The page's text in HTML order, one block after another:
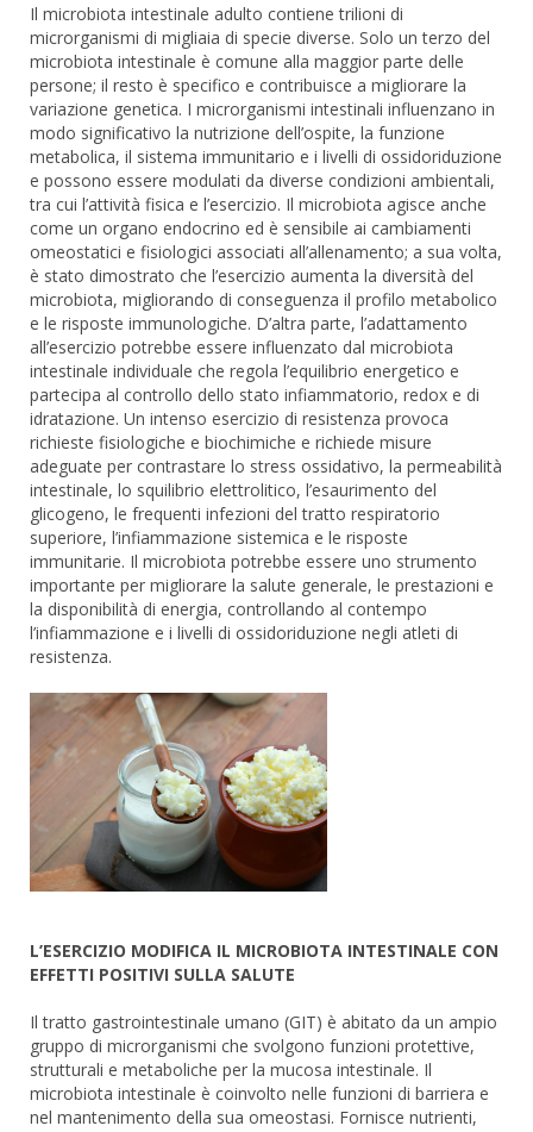
Il microbiota intestinale adulto contiene trilioni di
microrganismi di migliaia di specie diverse. Solo un terzo del
microbiota intestinale è comune alla maggior parte delle
persone; il resto è specifico e contribuisce a migliorare la
variazione genetica. I microrganismi intestinali influenzano in
modo significativo la nutrizione dell’ospite, la funzione
metabolica, il sistema immunitario e i livelli di ossidoriduzione
e possono essere modulati da diverse condizioni ambientali,
tra cui l’attività fisica e l’esercizio. Il microbiota agisce anche
come un organo endocrino ed è sensibile ai cambiamenti
omeostatici e fisiologici associati all’allenamento; a sua volta,
è stato dimostrato che l’esercizio aumenta la diversità del
microbiota, migliorando di conseguenza il profilo metabolico
e le risposte immunologiche. D’altra parte, l’adattamento
all’esercizio potrebbe essere influenzato dal microbiota
intestinale individuale che regola l’equilibrio energetico e
partecipa al controllo dello stato infiammatorio, redox e di
idratazione. Un intenso esercizio di resistenza provoca
richieste fisiologiche e biochimiche e richiede misure
adeguate per contrastare lo stress ossidativo, la permeabilità
intestinale, lo squilibrio elettrolitico, l’esaurimento del
glicogeno, le frequenti infezioni del tratto respiratorio
superiore, l’infiammazione sistemica e le risposte
immunitarie. Il microbiota potrebbe essere uno strumento
importante per migliorare la salute generale, le prestazioni e
la disponibilità di energia, controllando al contempo
l’infiammazione e i livelli di ossidoriduzione negli atleti di
resistenza.
L’ESERCIZIO MODIFICA IL MICROBIOTA INTESTINALE CON
EFFETTI POSITIVI SULLA SALUTE
Il tratto gastrointestinale umano (GIT) è abitato da un ampio
gruppo di microrganismi che svolgono funzioni protettive,
strutturali e metaboliche per la mucosa intestinale. Il
microbiota intestinale è coinvolto nelle funzioni di barriera e
nel mantenimento della sua omeostasi. Fornisce nutrienti,